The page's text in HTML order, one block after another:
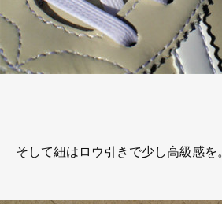
そして紐はロウ引きで少し高級感を。